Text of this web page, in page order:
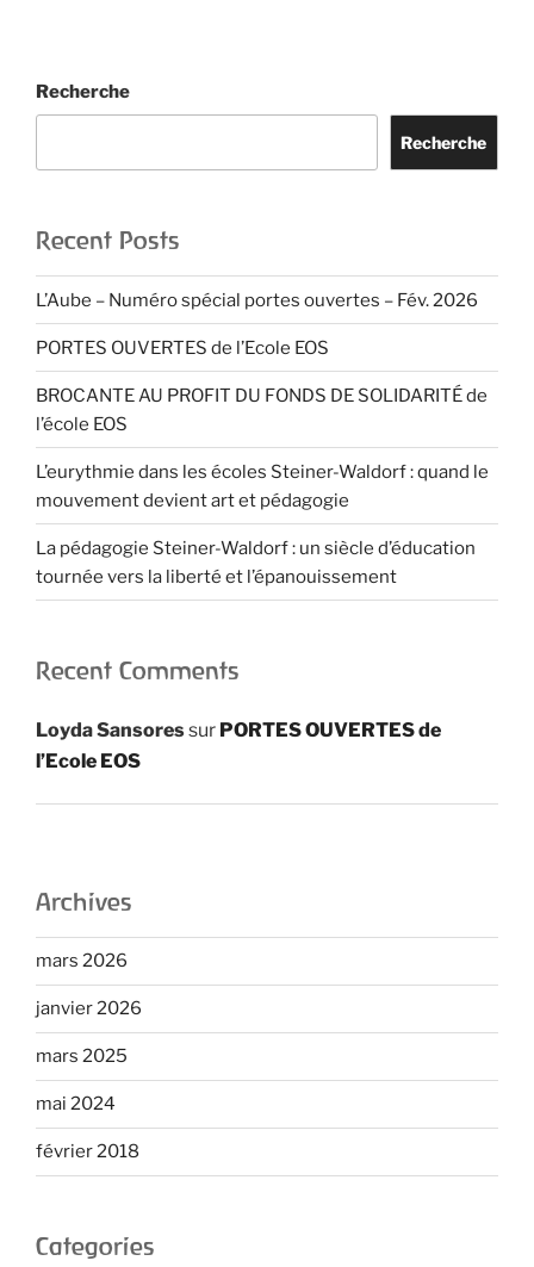
Recherche
Recherche
Recent Posts
L’Aube – Numéro spécial portes ouvertes – Fév. 2026
PORTES OUVERTES de l’Ecole EOS
BROCANTE AU PROFIT DU FONDS DE SOLIDARITÉ de
l’école EOS
L’eurythmie dans les écoles Steiner-Waldorf : quand le
mouvement devient art et pédagogie
La pédagogie Steiner-Waldorf : un siècle d’éducation
tournée vers la liberté et l’épanouissement
Recent Comments
Loyda Sansoressur PORTES OUVERTES de
l’Ecole EOS
Archives
mars 2026
janvier 2026
mars 2025
mai 2024
février 2018
Categories